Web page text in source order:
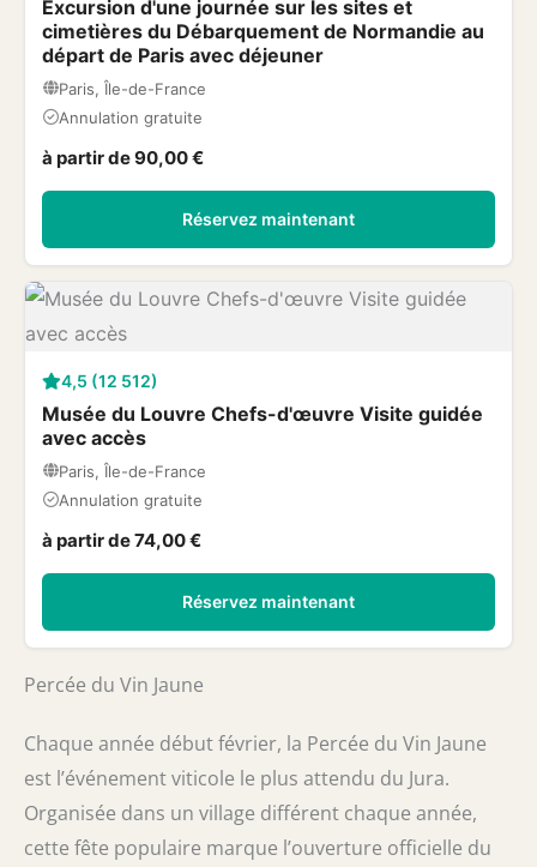
Excursion d'une journée sur les sites et
cimetières du Débarquement de Normandie au
départ de Paris avec déjeuner
Paris, Île-de-France
Annulation gratuite
à partir de 90,00 €
Réservez maintenant
4,5 (12 512)
Musée du Louvre Chefs-d'œuvre Visite guidée
avec accès
Paris, Île-de-France
Annulation gratuite
à partir de 74,00 €
Réservez maintenant
Percée du Vin Jaune
Chaque année début février, la Percée du Vin Jaune
est l’événement viticole le plus attendu du Jura.
Organisée dans un village différent chaque année,
cette fête populaire marque l’ouverture officielle du